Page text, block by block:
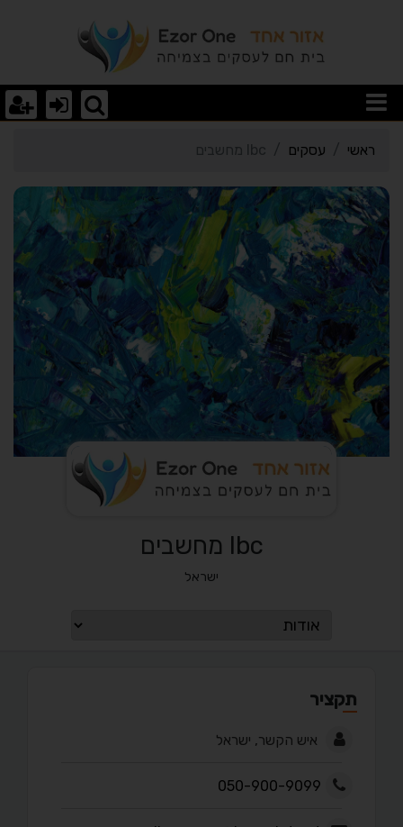
פרטי כרטיס העסק Ibc מחשבים
ראשי עסקים Ibc מחשבים
Ibc מחשבים
ישראל
תקציר
איש הקשר, ישראל
050-900-9099